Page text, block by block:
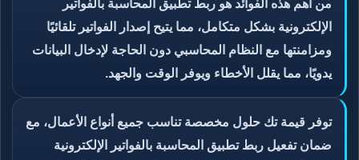
من أهم هذه الفوائد هو ربط تطبيق المحاسبة بالفواتير
الإلكترونية بشكل متكامل، مما يتيح إصدار الفواتير تلقائيًا
ومزامنتها مع النظام المحاسبي دون الحاجة لإدخال البيانات
يدويًا، مما يقلل الأخطاء ويوفر الوقت والجهد.
توفر قيمة تك حلول مخصصة تناسب جميع أنواع الأعمال، مع
ضمان تفعيل ربط تطبيق المحاسبة بالفواتير الإلكترونية